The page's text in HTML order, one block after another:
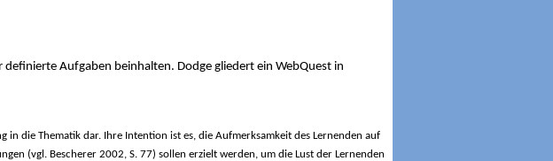
definierte Aufgaben beinhalten. Dodge gliedert ein WebQuest in
in die Thematik dar. Ihre Intention ist es, die Aufmerksamkeit des Lernenden auf
(vgl. Bescherer 2002, S. 77) sollen erzielt werden, um die Lust der Lernenden